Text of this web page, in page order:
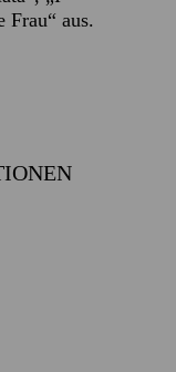
Frau“ aus.